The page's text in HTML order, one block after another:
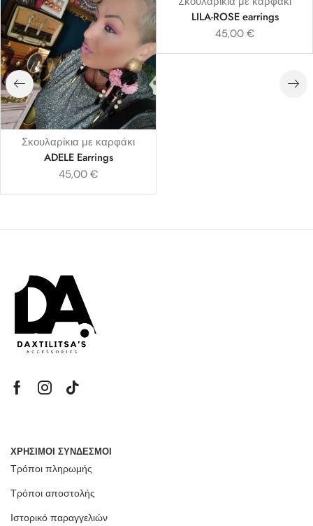
Σκουλαρίκια με καρφάκι
ADELE Earrings
45,00 €
LILA-ROSE earrings
45,00 €
ΧΡΗΣΙΜΟΙ ΣΥΝΔΕΣΜΟΙ
Τρόποι πληρωμής
Τρόποι αποστολής
Ιστορικό παραγγελιών